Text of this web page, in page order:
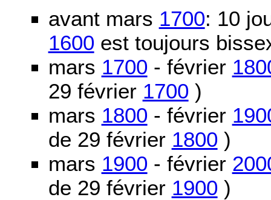
avant mars 1700: 10
1600 est toujours
mars 1700 - février
29 février 1700 )
mars 1800 - février
de 29 février 1800 )
mars 1900 - février
de 29 février 1900 )